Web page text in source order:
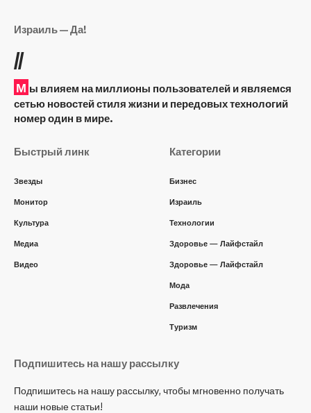
Израиль — Да!
//
М ы влияем на миллионы пользователей и являемся
сетью новостей стиля жизни и передовых технологий
номер один в мире.
Быстрый линк
Звезды
Монитор
Культура
Медиа
Видео
Категории
Бизнес
Израиль
Технологии
Здоровье — Лайфстайл
Здоровье — Лайфстайл
Мода
Развлечения
Туризм
Подпишитесь на нашу рассылку
Подпишитесь на нашу рассылку, чтобы мгновенно получать
наши новые статьи!